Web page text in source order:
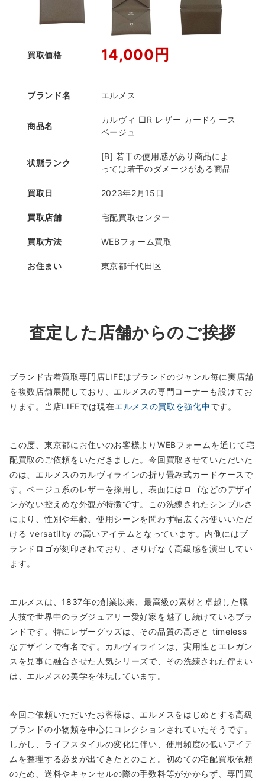
買取価格 14,000円
ブランド名 エルメス
商品名
カルヴィ □R レザー カードケース
ベージュ
状態ランク
[B] 若干の使用感があり商品によ
っては若干のダメージがある商品
買取日 2023年2月15日
買取店舗 宅配買取センター
買取方法 WEBフォーム買取
お住まい 東京都千代田区
査定した店舗からのご挨拶
ブランド古着買取専門店LIFEはブランドのジャンル毎に実店舗
を複数店舗展開しており、エルメスの専門コーナーも設けてお
ります。当店LIFEでは現在エルメスの買取を強化中です。
この度、東京都にお住いのお客様よりWEBフォームを通じて宅
配買取のご依頼をいただきました。今回買取させていただいた
のは、エルメスのカルヴィラインの折り畳み式カードケースで
す。ベージュ系のレザーを採用し、表面にはロゴなどのデザイ
ンがない控えめな外観が特徴です。この洗練されたシンプルさ
により、性別や年齢、使用シーンを問わず幅広くお使いいただ
ける versatility の高いアイテムとなっています。内側にはブ
ランドロゴが刻印されており、さりげなく高級感を演出してい
ます。
エルメスは、1837年の創業以来、最高級の素材と卓越した職
人技で世界中のラグジュアリー愛好家を魅了し続けているブラ
ンドです。特にレザーグッズは、その品質の高さと timeless
なデザインで有名です。カルヴィラインは、実用性とエレガン
スを見事に融合させた人気シリーズで、その洗練された佇まい
は、エルメスの美学を体現しています。
今回ご依頼いただいたお客様は、エルメスをはじめとする高級
ブランドの小物類を中心にコレクションされていたそうです。
しかし、ライフスタイルの変化に伴い、使用頻度の低いアイテ
ムを整理する必要が出てきたとのこと。初めての宅配買取依頼
のため、送料やキャンセルの際の手数料等がかからず、専門買